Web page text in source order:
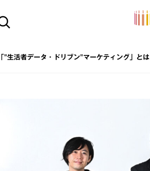
「"生活者データ・ドリブン"マーケティング」とは